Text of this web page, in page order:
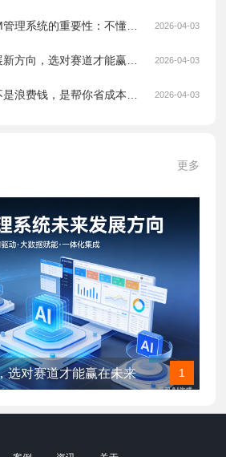
企业CRM管理系统的重要性：不懂客户管理，再努力也是瞎忙 2026-04-03
CRM发展新方向，选对赛道才能赢在未来 2026-04-03
上CRM不是浪费钱，是帮你省成本、提业绩的关键一步 2026-04-03
更多
选对赛道才能赢在未来 1